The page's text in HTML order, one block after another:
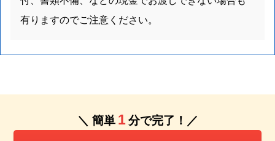
有りますのでご注意ください。
＼ 簡単 1 分で完了！／